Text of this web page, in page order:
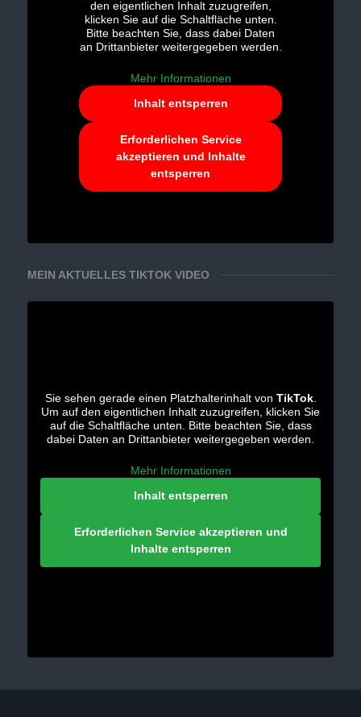
den eigentlichen Inhalt zuzugreifen,
klicken Sie auf die Schaltfläche unten.
Bitte beachten Sie, dass dabei Daten
an Drittanbieter weitergegeben werden.
Mehr Informationen
Inhalt entsperren
Erforderlichen Service
akzeptieren und Inhalte
entsperren
MEIN AKTUELLES TIKTOK VIDEO
Sie sehen gerade einen Platzhalterinhalt von TikTok.
Um auf den eigentlichen Inhalt zuzugreifen, klicken Sie
auf die Schaltfläche unten. Bitte beachten Sie, dass
dabei Daten an Drittanbieter weitergegeben werden.
Mehr Informationen
Inhalt entsperren
Erforderlichen Service akzeptieren und
Inhalte entsperren